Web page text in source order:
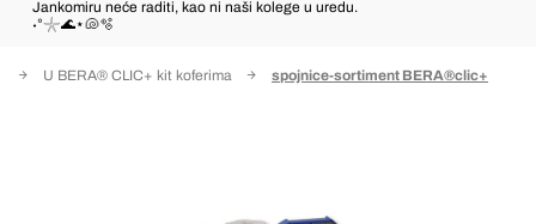
Jankomiru neće raditi, kao ni naši kolege u uredu.
˖°𓇼🌊⋆🐚🫧
U BERA® CLIC+ kit koferima spojnice-sortiment BERA®clic+